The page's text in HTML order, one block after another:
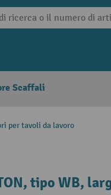
Scaffali
per tavoli da lavoro
tipo WB,